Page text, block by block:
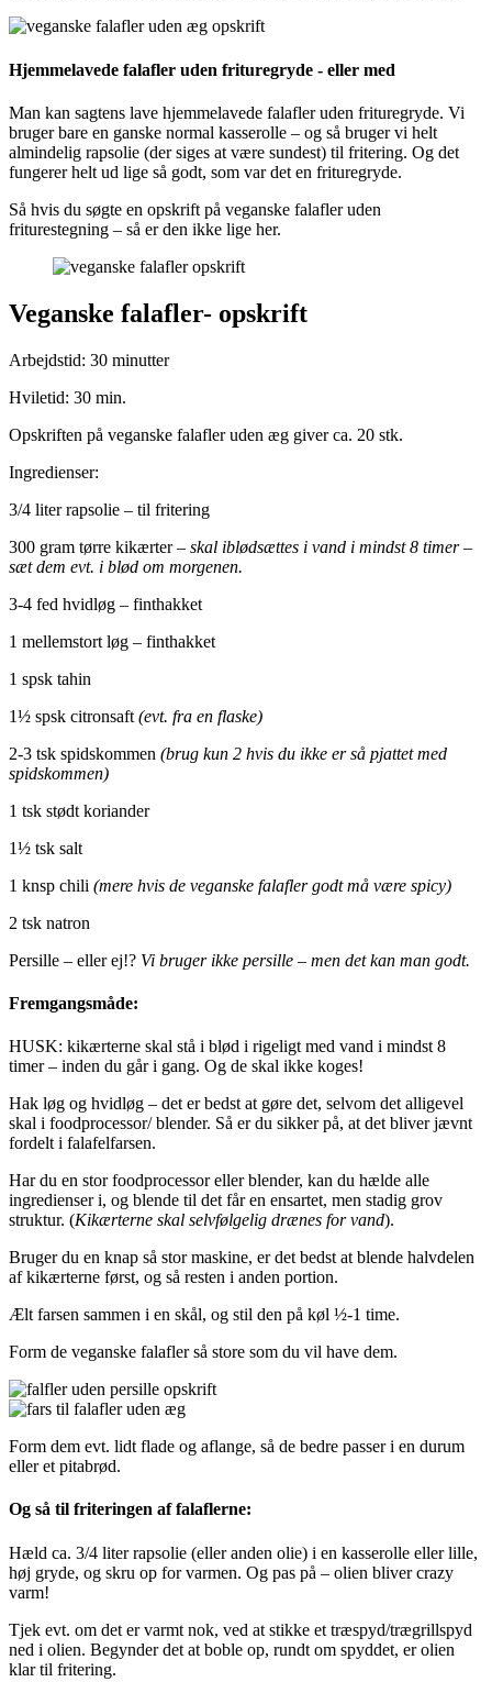
Hjemmelavede falafler uden frituregryde - eller med
Man kan sagtens lave hjemmelavede falafler uden frituregryde. Vi
bruger bare en ganske normal kasserolle – og så bruger vi helt
almindelig rapsolie (der siges at være sundest) til fritering. Og det
fungerer helt ud lige så godt, som var det en frituregryde.
Så hvis du søgte en opskrift på veganske falafler uden
friturestegning – så er den ikke lige her.
Veganske falafler- opskrift
Arbejdstid: 30 minutter
Hviletid: 30 min.
Opskriften på veganske falafler uden æg giver ca. 20 stk.
Ingredienser:
3/4 liter rapsolie – til fritering
300 gram tørre kikærter– skal iblødsættes i vand i mindst 8 timer –
sæt dem evt. i blød om morgenen.
3-4 fed hvidløg – finthakket
1 mellemstort løg – finthakket
1 spsk tahin
1½ spsk citronsaft (evt. fra en flaske)
2-3 tsk spidskommen (brug kun 2 hvis du ikke er så pjattet med
spidskommen)
1 tsk stødt koriander
1½ tsk salt
1 knsp chili (mere hvis de veganske falafler godt må være spicy)
2 tsk natron
Persille – eller ej!? Vi bruger ikke persille – men det kan man godt.
Fremgangsmåde:
HUSK: kikærterne skal stå i blød i rigeligt med vand i mindst 8
timer – inden du går i gang. Og de skal ikke koges!
Hak løg og hvidløg – det er bedst at gøre det, selvom det alligevel
skal i foodprocessor/ blender. Så er du sikker på, at det bliver jævnt
fordelt i falafelfarsen.
Har du en stor foodprocessor eller blender, kan du hælde alle
ingredienser i, og blende til det får en ensartet, men stadig grov
struktur. (Kikærterne skal selvfølgelig drænes for vand).
Bruger du en knap så stor maskine, er det bedst at blende halvdelen
af kikærterne først, og så resten i anden portion.
Ælt farsen sammen i en skål, og stil den på køl ½-1 time.
Form de veganske falafler så store som du vil have dem.
Form dem evt. lidt flade og aflange, så de bedre passer i en durum
eller et pitabrød.
Og så til friteringen af falaflerne:
Hæld ca. 3/4 liter rapsolie (eller anden olie) i en kasserolle eller lille,
høj gryde, og skru op for varmen. Og pas på – olien bliver crazy
varm!
Tjek evt. om det er varmt nok, ved at stikke et træspyd/trægrillspyd
ned i olien. Begynder det at boble op, rundt om spyddet, er olien
klar til fritering.